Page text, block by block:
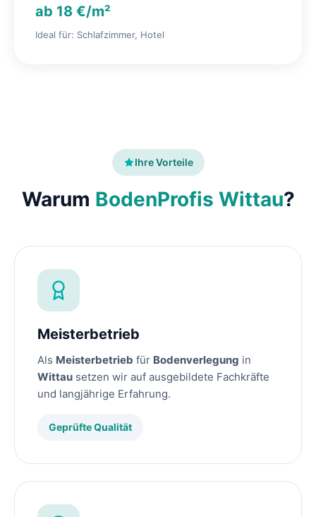
ab 18 €/m²
Ideal für: Schlafzimmer, Hotel
Ihre Vorteile
Warum BodenProfis Wittau?
Meisterbetrieb
Als Meisterbetrieb für Bodenverlegung in
Wittau setzen wir auf ausgebildete Fachkräfte
und langjährige Erfahrung.
Geprüfte Qualität